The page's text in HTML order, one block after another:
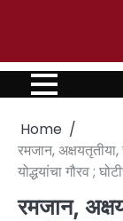
Home
रमजान,
योद्धयांचा गौरव ;
रमजान,